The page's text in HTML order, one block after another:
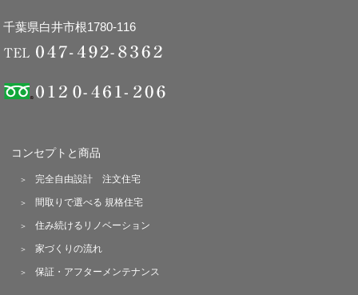
千葉県白井市根1780-116
コンセプトと商品
完全自由設計 注文住宅
間取りで選べる 規格住宅
住み続けるリノベーション
家づくりの流れ
保証・アフターメンテナンス